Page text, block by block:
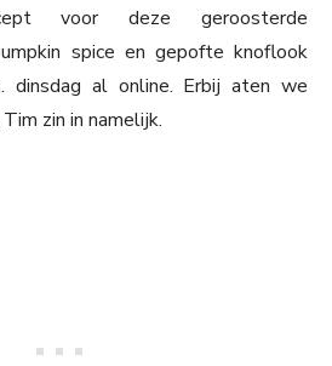
voor deze geroosterde
spice en gepofte knoflook
dinsdag al online. Erbij aten we
zin in namelijk.